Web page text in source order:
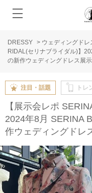
DRESSY > ウェディングドレ
RIDAL(セリナブライダル)】
の新作ウェディングドレス展
注目・話題 トレ
【展示会レポ
2024年8月 SERINA
作ウェディングドレ